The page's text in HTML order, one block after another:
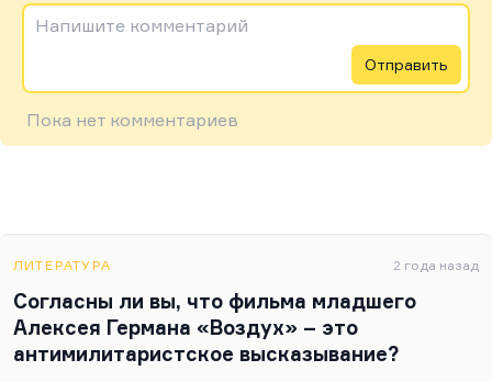
Напишите комментарий
Отправить
Пока нет комментариев
ЛИТЕРАТУРА 2 года назад
Согласны ли вы, что фильма младшего
Алексея Германа «Воздух» – это
антимилитаристское высказывание?